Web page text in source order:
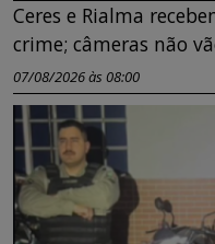
Ceres e Rialma
crime; câmeras não
07/08/2026 às 08:00